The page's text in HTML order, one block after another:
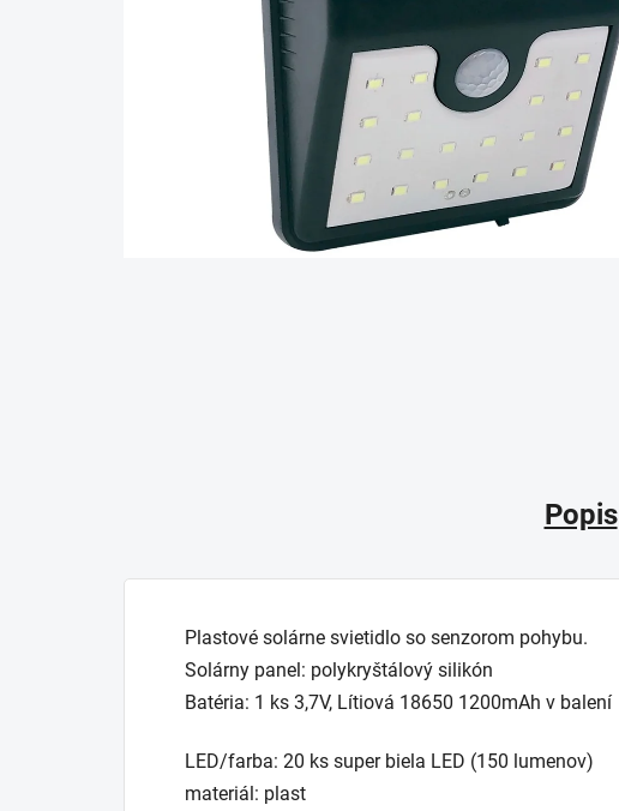
Popis
Plastové solárne svietidlo so senzorom pohybu.
Solárny panel: polykryštálový silikón
Batéria: 1 ks 3,7V, Lítiová 18650 1200mAh v balení
LED/farba: 20 ks super biela LED (150 lumenov)
materiál: plast